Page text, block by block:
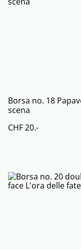
Borsa no. 18
scena
CHF 20.-